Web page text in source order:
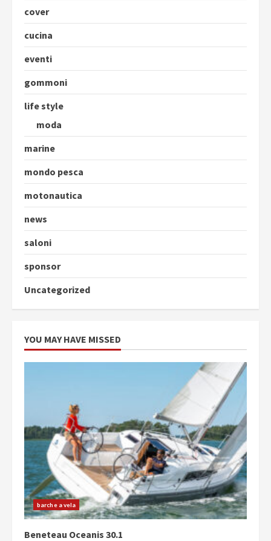
cover
cucina
eventi
gommoni
life style
moda
marine
mondo pesca
motonautica
news
saloni
sponsor
Uncategorized
YOU MAY HAVE MISSED
barche a vela
Beneteau Oceanis 30.1